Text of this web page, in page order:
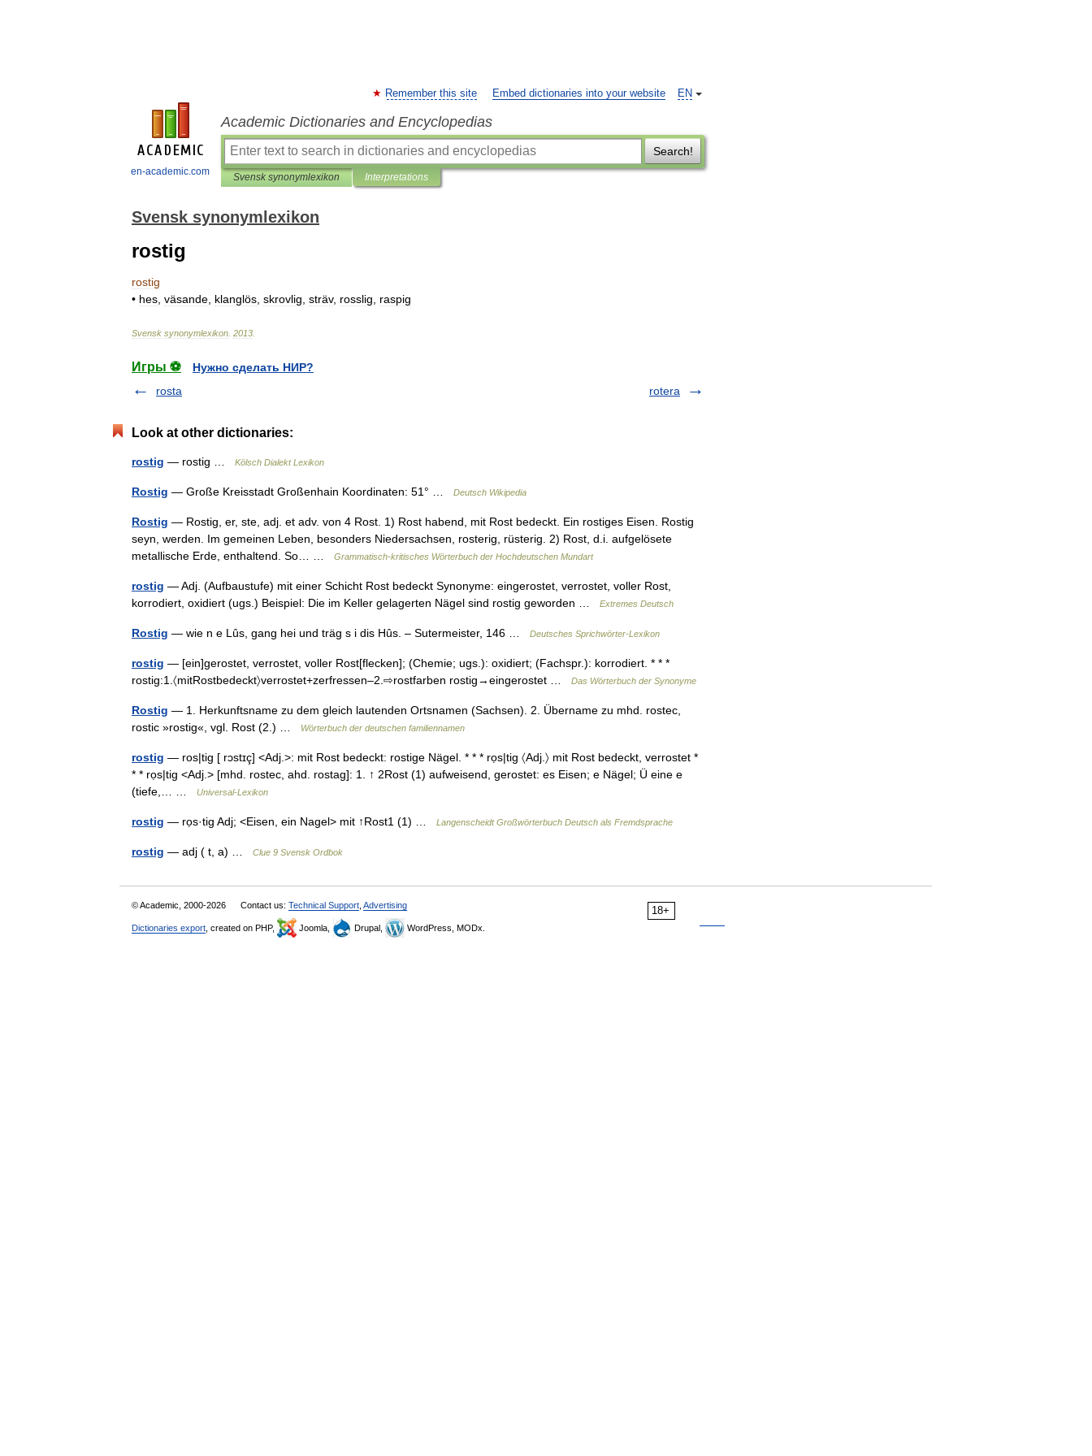
en-academic.com
EN
Remember this site Embed dictionaries into your website
Academic Dictionaries and Encyclopedias
Search!
Svensk synonymlexikon Interpretations
Svensk synonymlexikon
rostig
rostig
• hes väsande klanglös skrovlig sträv, rosslig raspig
Svensk synonymlexikon 2013
Игры ⚽
Нужно сделать НИР?
rosta
rotera
Look at other dictionaries:
rostig — rostig … Kölsch Dialekt Lexikon
Rostig — Große Kreisstadt Großenhain Koordinaten: 51° … Deutsch Wikipedia
Rostig — Rostig, er, ste, adj. et adv. von 4 Rost. 1) Rost habend, mit Rost bedeckt. Ein rostiges Eisen. Rostig
seyn, werden. Im gemeinen Leben, besonders Niedersachsen, rosterig, rüsterig. 2) Rost, d.i. aufgelösete
metallische Erde, enthaltend. So… …
Grammatisch-kritisches Wörterbuch der Hochdeutschen Mundart
rostig — Adj. (Aufbaustufe) mit einer Schicht Rost bedeckt Synonyme: eingerostet, verrostet, voller Rost,
korrodiert, oxidiert (ugs.) Beispiel: Die im Keller gelagerten Nägel sind rostig geworden …
Extremes Deutsch
Rostig — wie n e Lûs, gang hei und träg s i dis Hûs. – Sutermeister, 146 … Deutsches Sprichwörter-Lexikon
rostig — [ein]gerostet, verrostet, voller Rost[flecken]; (Chemie; ugs.): oxidiert; (Fachspr.): korrodiert. * * *
rostig:1.〈mitRostbedeckt〉verrostet+zerfressen–2.⇨rostfarben rostig→eingerostet …
Das Wörterbuch der Synonyme
Rostig — 1. Herkunftsname zu dem gleich lautenden Ortsnamen (Sachsen). 2. Übername zu mhd. rostec,
rostic »rostig«, vgl. Rost (2.) …
Wörterbuch der deutschen familiennamen
rostig — ros|tig [ rɔstɪç] <Adj.>: mit Rost bedeckt: rostige Nägel. * * * rọs|tig 〈Adj.〉 mit Rost bedeckt, verrostet *
* * rọs|tig <Adj.> [mhd. rostec, ahd. rostag]: 1. ↑ 2Rost (1) aufweisend, gerostet: es Eisen; e Nägel; Ü eine e
(tiefe,… …
Universal-Lexikon
rostig — rọs·tig Adj; <Eisen, ein Nagel> mit ↑Rost1 (1) … Langenscheidt Großwörterbuch Deutsch als Fremdsprache
rostig — adj ( t, a) … Clue 9 Svensk Ordbok
18+
© Academic, 2000-2026 Contact us: Technical Support Advertising
Dictionaries export , created on PHP, Joomla, Drupal, WordPress, MODx.